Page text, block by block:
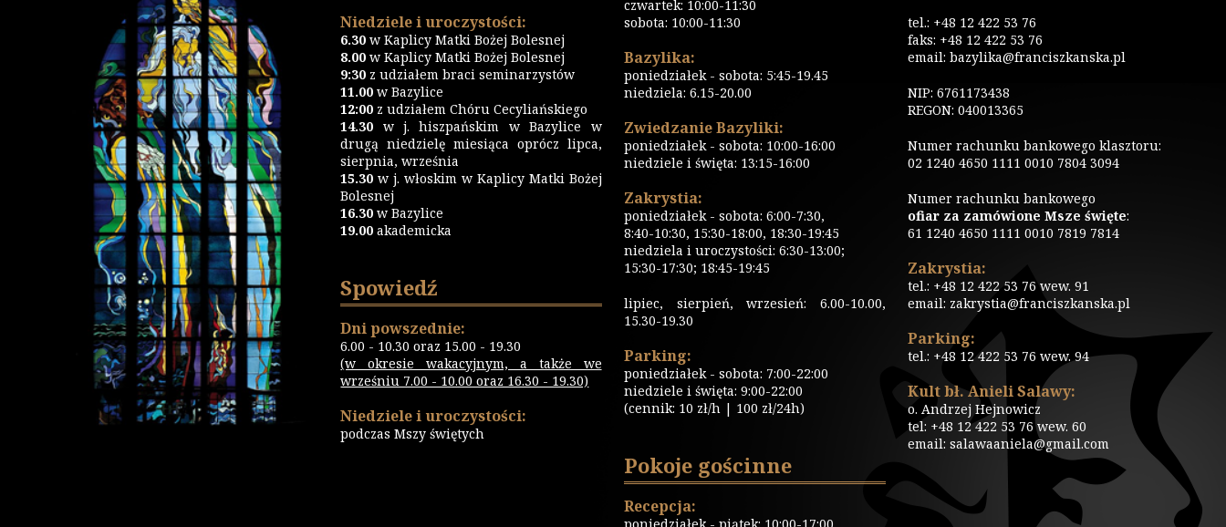
Niedziele i uroczystości:
6.30 w Kaplicy Matki Bożej Bolesnej
8.00 w Kaplicy Matki Bożej Bolesnej
9:30 z udziałem braci seminarzystów
11.00 w Bazylice
12:00 z udziałem Chóru Cecyliańskiego
14.30 w j. hiszpańskim w Bazylice w
drugą niedzielę miesiąca oprócz lipca,
sierpnia, września
15.30 w j. włoskim w Kaplicy Matki Bożej
Bolesnej
16.30w Bazylice
19.00akademicka
Spowiedź
Dni powszednie:
6.00 - 10.30 oraz 15.00 - 19.30
(w okresie wakacyjnym, a także we
wrześniu 7.00 - 10.00 oraz 16.30 - 19.30)
Niedziele i uroczystości:
podczas Mszy świętych
czwartek: 10:00-11:30
sobota: 10:00-11:30
Bazylika:
poniedziałek - sobota: 5:45-19.45
niedziela: 6.15-20.00
Zwiedzanie Bazyliki:
poniedziałek - sobota: 10:00-16:00
niedziele i święta: 13:15-16:00
Zakrystia:
poniedziałek - sobota: 6:00-7:30,
8:40-10:30, 15:30-18:00, 18:30-19:45
niedziela i uroczystości: 6:30-13:00;
15:30-17:30; 18:45-19:45
lipiec, sierpień, wrzesień: 6.00-10.00,
15.30-19.30
Parking:
poniedziałek - sobota: 7:00-22:00
niedziele i święta: 9:00-22:00
(cennik: 10 zł/h | 100 zł/24h)
Pokoje gościnne
Recepcja:
tel.: +48 12 422 53 76
faks: +48 12 422 53 76
email: bazylika@franciszkanska.pl
NIP: 6761173438
REGON: 040013365
Numer rachunku bankowego klasztoru:
02 1240 4650 1111 0010 7804 3094
Numer rachunku bankowego
ofiar za zamówione Msze święte:
61 1240 4650 1111 0010 7819 7814
Zakrystia:
tel.: +48 12 422 53 76 wew. 91
email: zakrystia@franciszkanska.pl
Parking:
tel.: +48 12 422 53 76 wew. 94
Kult bł. Anieli Salawy:
o. Andrzej Hejnowicz
tel: +48 12 422 53 76 wew. 60
email: salawaaniela@gmail.com